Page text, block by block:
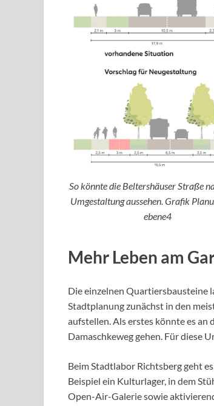
So könnte die Beltershäuser Straße
Umgestaltung aussehen. Grafik
ebene4
Mehr Leben am
Die einzelnen Quartiersbausteine
Stadtplanung zunächst in den
aufstellen. Als erstes könnte es
Damaschkeweg gehen. Für diese
Beim Stadtlabor Richtsberg geht
Beispiel ein Kulturlager, in dem
Open-Air-Galerie sowie